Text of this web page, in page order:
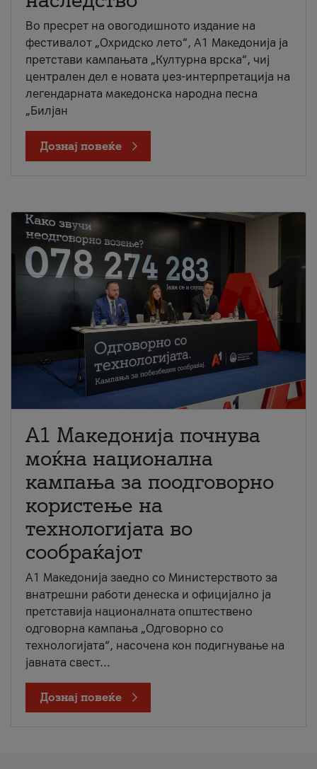
Во пресрет на овогодишното издание на
фестивалот „Охридско лето“, А1 Македонија ја
претстави кампањата „Културна врска“, чиј
централен дел е новата џез-интерпретација на
легендарната македонска народна песна
„Билјан
Дознај повеќе
A1 Македонија почнува
моќна национална
кампања за поодговорно
користење на
технологијата во
сообраќајот
A1 Македонија заедно со Министерството за
внатрешни работи денеска и официјално ја
претставија националната општествено
одговорна кампања „Одговорно со
технологијата“, насочена кон подигнување на
јавната свест...
Дознај повеќе